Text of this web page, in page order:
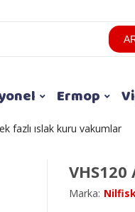
Ermop
fazlı ıslak kuru vakumlar
VHS120
Marka: